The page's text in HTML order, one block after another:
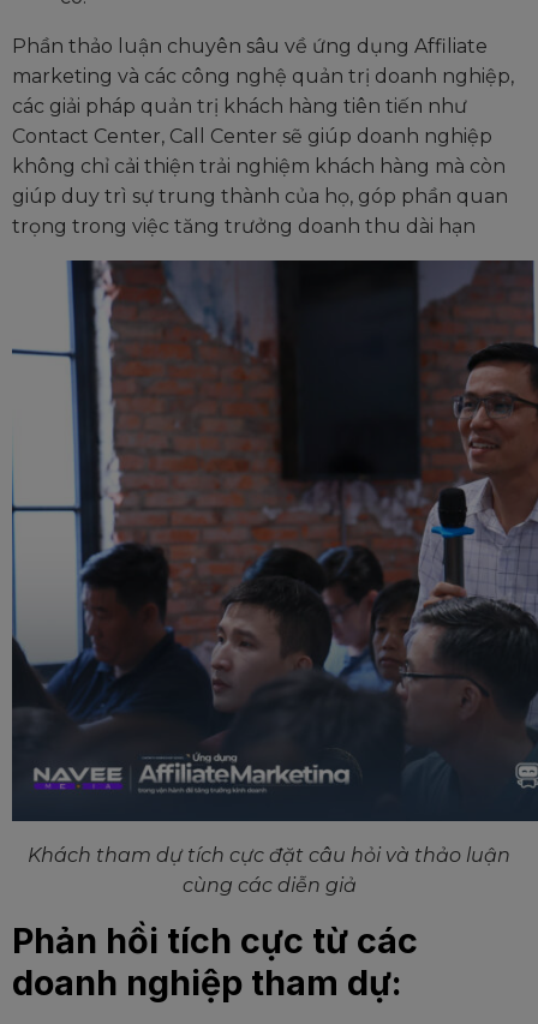
Phần thảo luận chuyên sâu về ứng dụng Affiliate
marketing và các công nghệ quản trị doanh nghiệp,
các giải pháp quản trị khách hàng tiên tiến như
Contact Center, Call Center sẽ giúp doanh nghiệp
không chỉ cải thiện trải nghiệm khách hàng mà còn
giúp duy trì sự trung thành của họ, góp phần quan
trọng trong việc tăng trưởng doanh thu dài hạn
Khách tham dự tích cực đặt câu hỏi và thảo luận
cùng các diễn giả
Phản hồi tích cực từ các
doanh nghiệp tham dự: